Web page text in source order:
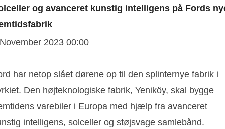
og avanceret kunstig intelligens på Fords
2023 00:00
har netop slået dørene op til den splinternye fabrik i
Den højteknologiske fabrik, Yeniköy, skal bygge
varebiler i Europa med hjælp fra avanceret
intelligens, solceller og støjsvage samlebånd.